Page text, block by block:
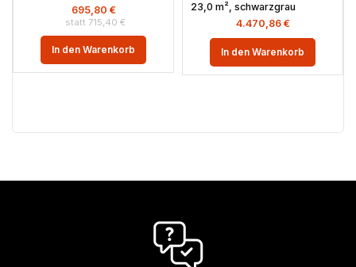
715,40 €
695,80 €
In den Warenkorb
23,0 m², schwarzgrau
4.470,86 €
In den Warenkorb